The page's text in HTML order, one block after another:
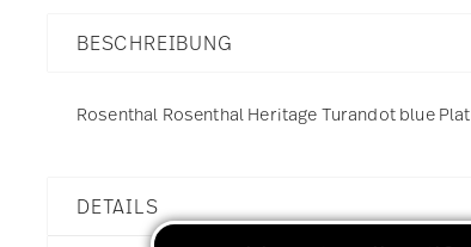
BESCHREIBUNG
Rosenthal Rosenthal Heritage Turandot blue
DETAILS